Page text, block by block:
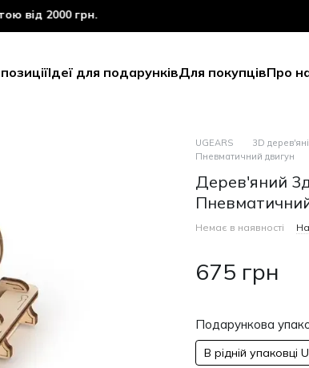
2000 грн.
Ідеї для подарунківДля покупцівПро
UGEARS 3D
Пневматичний двигун
Дерев'яний
Немає в наявності
675 грн
Подарункова
В рідній упаковці